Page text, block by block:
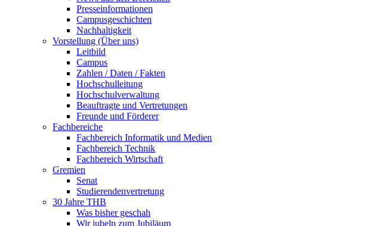
Presseinformationen
Campusgeschichten
Nachhaltigkeit
Vorstellung (Über uns)
Leitbild
Campus
Zahlen / Daten / Fakten
Hochschulleitung
Hochschulverwaltung
Beauftragte und Vertretungen
Freunde und Förderer
Fachbereiche
Fachbereich Informatik und Medien
Fachbereich Technik
Fachbereich Wirtschaft
Gremien
Senat
Studierendenvertretung
30 Jahre THB
Was bisher geschah
Wir jubeln zum Jubiläum